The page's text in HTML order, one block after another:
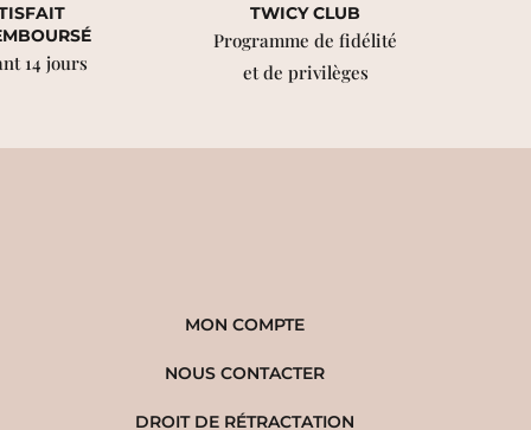
14 jours
TWICY CLUB
Programme de fidélité
et de privilèges
MON COMPTE
NOUS CONTACTER
DROIT DE RÉTRACTATION